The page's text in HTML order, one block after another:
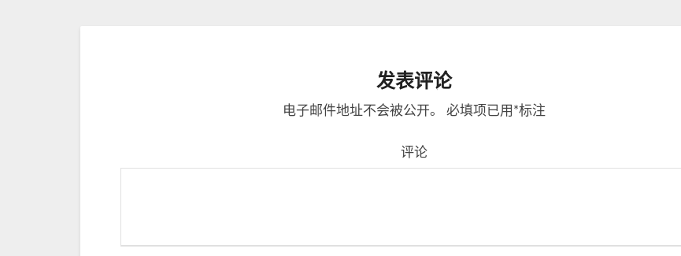
发表评论
电子邮件地址不会被公开。 必填项已用 *标注
评论